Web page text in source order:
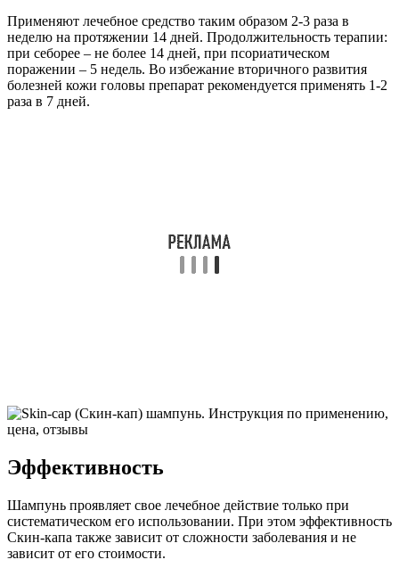
Применяют лечебное средство таким образом 2-3 раза в
неделю на протяжении 14 дней. Продолжительность терапии:
при себорее – не более 14 дней, при псориатическом
поражении – 5 недель. Во избежание вторичного развития
болезней кожи головы препарат рекомендуется применять 1-2
раза в 7 дней.
Эффективность
Шампунь проявляет свое лечебное действие только при
систематическом его использовании. При этом эффективность
Скин-капа также зависит от сложности заболевания и не
зависит от его стоимости.